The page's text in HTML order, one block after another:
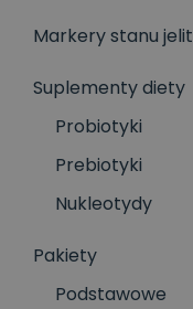
Markery stanu jelit
Suplementy diety
Probiotyki
Prebiotyki
Nukleotydy
Pakiety
Podstawowe